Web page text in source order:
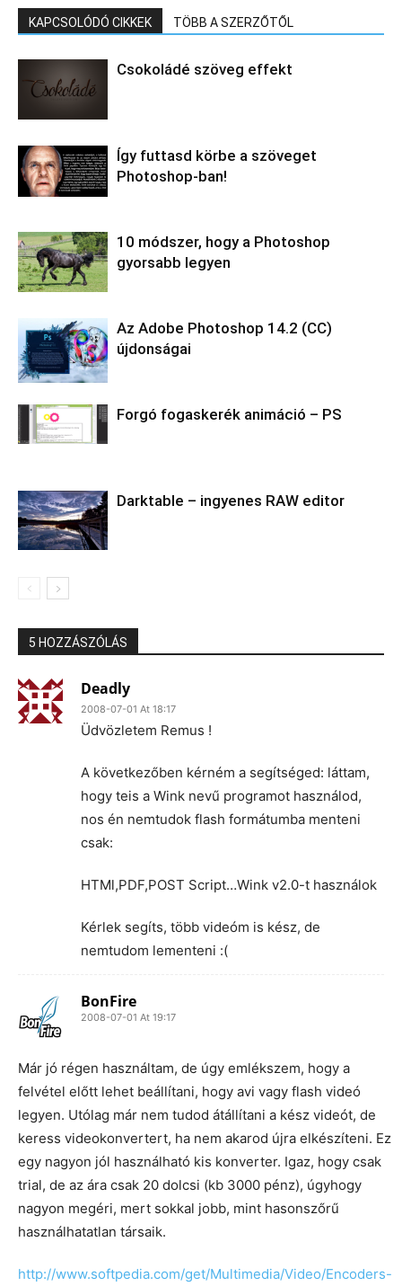
KAPCSOLÓDÓ CIKKEK TÖBB A SZERZŐTŐL
Csokoládé szöveg effekt
Így futtasd körbe a szöveget
Photoshop-ban!
10 módszer, hogy a Photoshop
gyorsabb legyen
Az Adobe Photoshop 14.2 (CC)
újdonságai
Forgó fogaskerék animáció – PS
Darktable – ingyenes RAW editor
5 HOZZÁSZÓLÁS
Deadly
2008-07-01 At 18:17
Üdvözletem Remus !
A következőben kérném a segítséged: láttam,
hogy teis a Wink nevű programot használod,
nos én nemtudok flash formátumba menteni
csak:
HTMl,PDF,POST Script…Wink v2.0-t használok
Kérlek segíts, több videóm is kész, de
nemtudom lementeni :(
BonFire
2008-07-01 At 19:17
Már jó régen használtam, de úgy emlékszem, hogy a
felvétel előtt lehet beállítani, hogy avi vagy flash videó
legyen. Utólag már nem tudod átállítani a kész videót, de
keress videokonvertert, ha nem akarod újra elkészíteni. Ez
egy nagyon jól használható kis konverter. Igaz, hogy csak
trial, de az ára csak 20 dolcsi (kb 3000 pénz), úgyhogy
nagyon megéri, mert sokkal jobb, mint hasonszőrű
használhatatlan társaik.
http://www.softpedia.com/get/Multimedia/Video/Encoders-